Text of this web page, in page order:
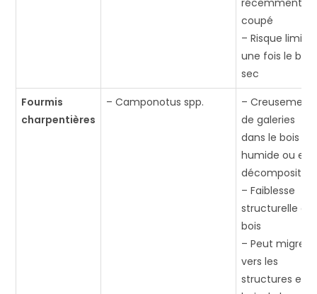
récemment
coupé
– Risque limité
une fois le bois
sec
Fourmis
charpentières
– Camponotus spp.
– Creusement
de galeries
dans le bois
humide ou en
décomposition
– Faiblesse
structurelle du
bois
– Peut migrer
vers les
structures en